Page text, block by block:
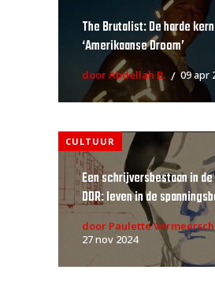
The Brutalist: De harde
‘Amerikaanse Droom’
door Abdellah B. 09 apr
CULTUUR
Een schrijversbestaan in
DDR: leven in de
door Paulette Vermeersch
27 nov 2024